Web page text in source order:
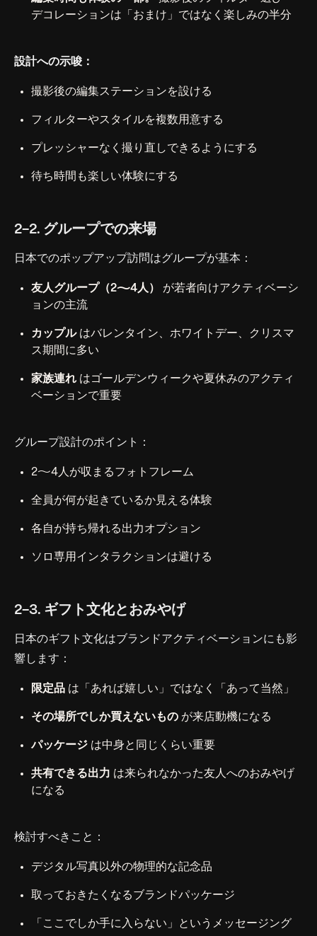
デコレーションは「おまけ」ではなく楽しみの半分
設計への示唆：
撮影後の編集ステーションを設ける
フィルターやスタイルを複数用意する
プレッシャーなく撮り直しできるようにする
待ち時間も楽しい体験にする
2-2. グループでの来場
日本でのポップアップ訪問はグループが基本：
友人グループ（2〜4人）
が若者向けアクティベーシ
ョンの主流
カップルはバレンタイン、ホワイトデー、クリスマ
ス期間に多い
家族連れ はゴールデンウィークや夏休みのアクティ
ベーションで重要
グループ設計のポイント：
2〜4人が収まるフォトフレーム
全員が何が起きているか見える体験
各自が持ち帰れる出力オプション
ソロ専用インタラクションは避ける
2-3. ギフト文化とおみやげ
日本のギフト文化はブランドアクティベーションにも影
響します：
限定品 は「あれば嬉しい」ではなく「あって当然」
その場所でしか買えないもの が来店動機になる
パッケージ は中身と同じくらい重要
共有できる出力 は来られなかった友人へのおみやげ
になる
検討すべきこと：
デジタル写真以外の物理的な記念品
取っておきたくなるブランドパッケージ
「ここでしか手に入らない」というメッセージング